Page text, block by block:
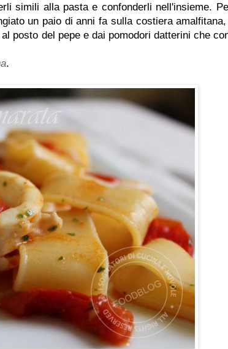
simili alla pasta e confonderli nell'insieme.
un paio di anni fa sulla costiera
posto del pepe e dai pomodori datterini che
.